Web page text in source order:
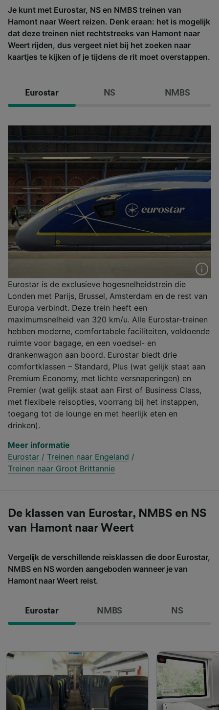
Je kunt met Eurostar, NS en NMBS treinen van
Hamont naar Weert reizen. Denk eraan: het is mogelijk
dat deze treinen niet rechtstreeks van Hamont naar
Weert rijden, dus vergeet niet bij het zoeken naar
kaartjes te kijken of je tijdens de rit moet overstappen.
Eurostar NS NMBS
Eurostar is de exclusieve hogesnelheidstrein die
Londen met Parijs, Brussel, Amsterdam en de rest van
Europa verbindt. Deze trein heeft een
maximumsnelheid van 320 km/u. Alle Eurostar-treinen
hebben moderne, comfortabele faciliteiten, voldoende
ruimte voor bagage, en een voedsel- en
drankenwagon aan boord. Eurostar biedt drie
comfortklassen – Standard, Plus (wat gelijk staat aan
Premium Economy, met lichte versnaperingen) en
Premier (wat gelijk staat aan First of Business Class,
met flexibele reisopties, voorrang bij het instappen,
toegang tot de lounge en met heerlijk eten en
drinken).
Meer informatie
Eurostar / Treinen naar Engeland /
Treinen naar Groot Brittannie
De klassen van Eurostar, NMBS en NS
van Hamont naar Weert
Vergelijk de verschillende reisklassen die door Eurostar,
NMBS en NS worden aangeboden wanneer je van
Hamont naar Weert reist.
Eurostar NMBS NS